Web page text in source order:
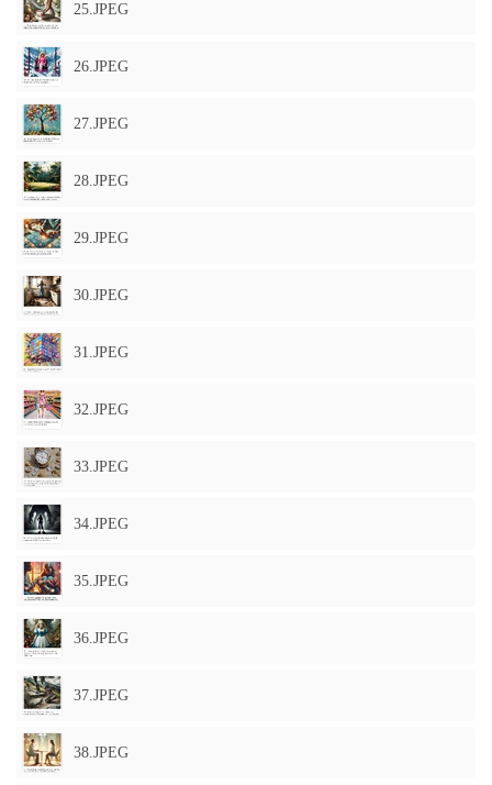
25.JPEG
26.JPEG
27.JPEG
28.JPEG
29.JPEG
30.JPEG
31.JPEG
32.JPEG
33.JPEG
34.JPEG
35.JPEG
36.JPEG
37.JPEG
38.JPEG